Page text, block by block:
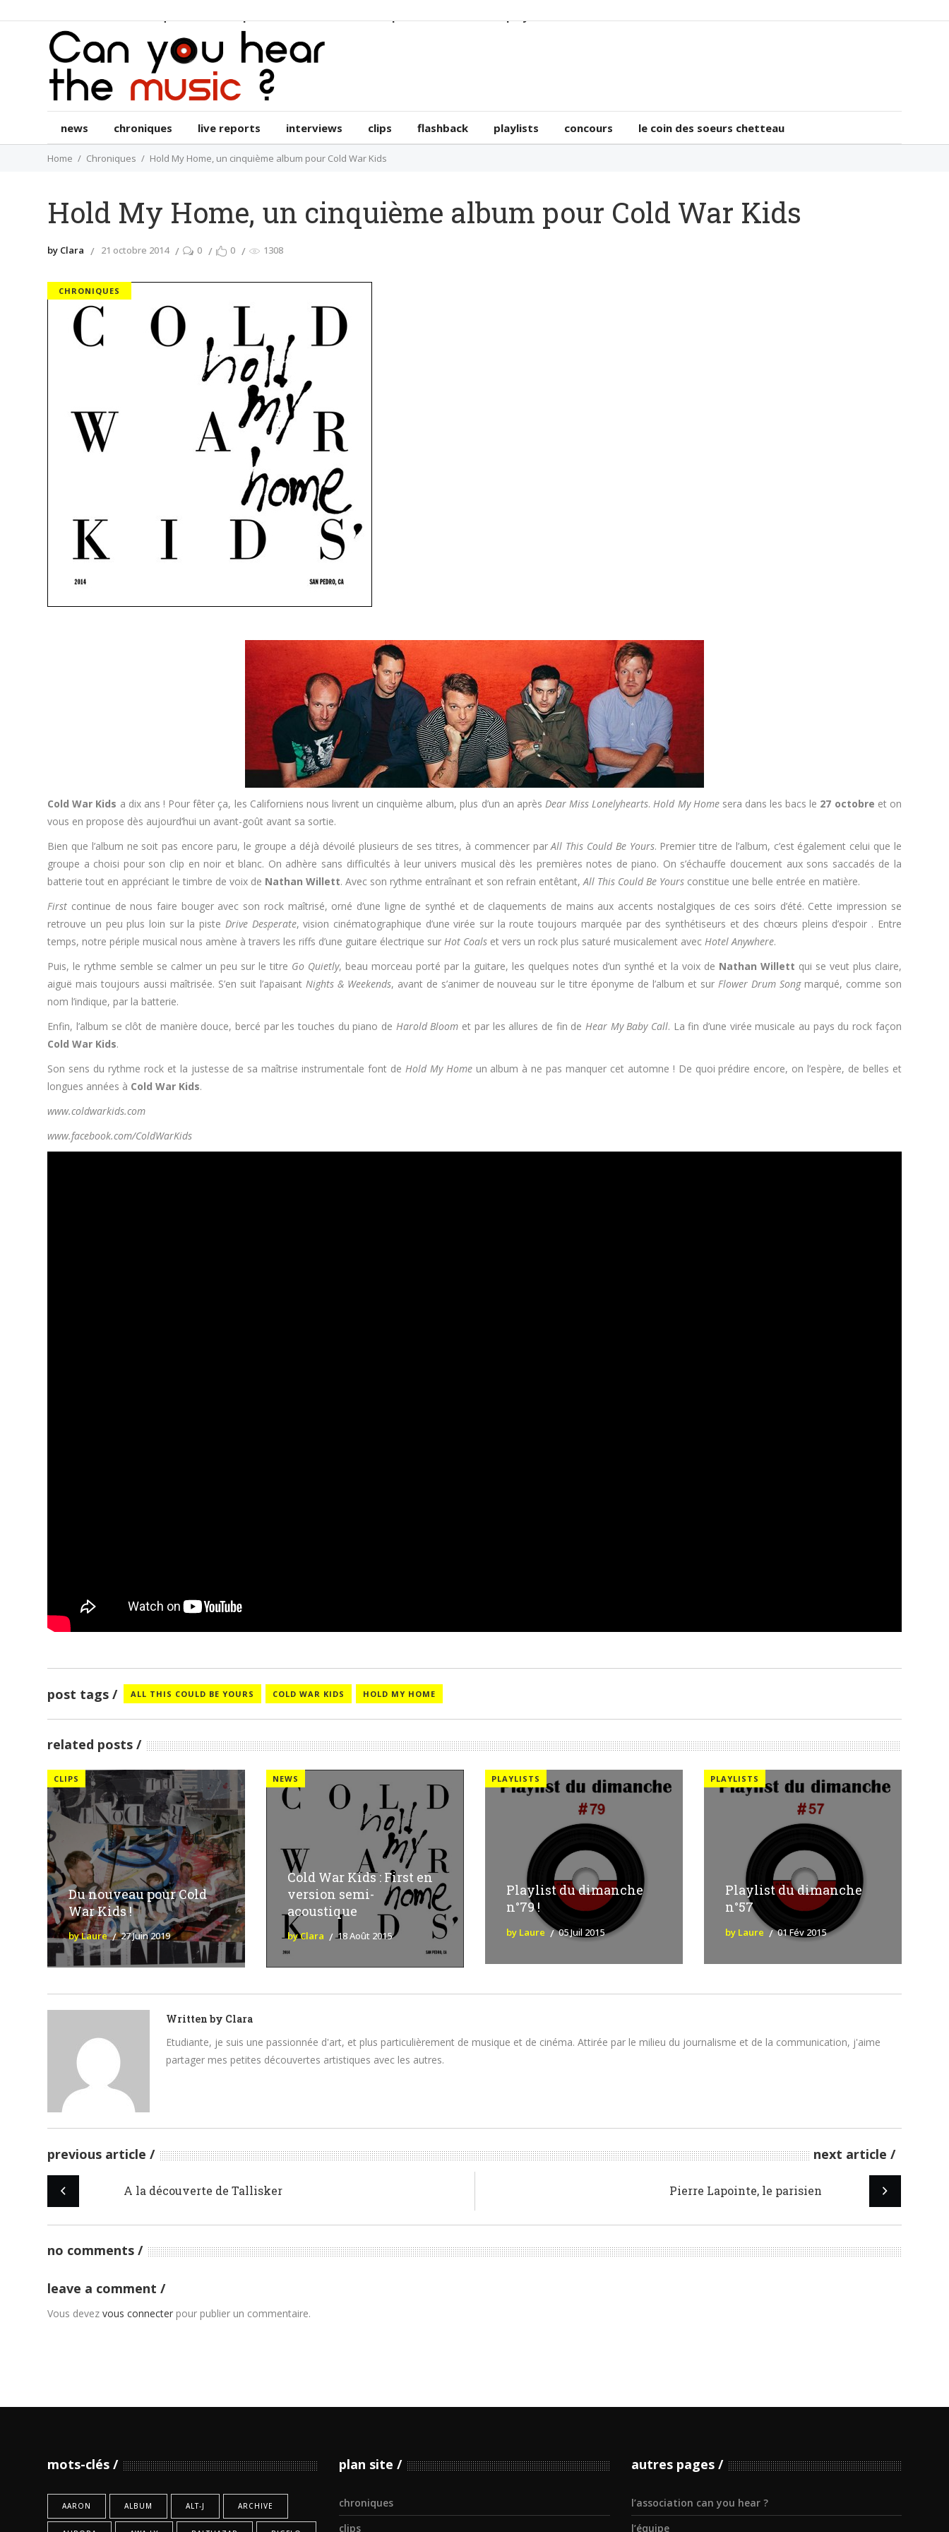
news chroniques live reports interviews clips flashback playlists concours le coin des soeurs chetteau
Home Chroniques Hold My Home, un cinquième album pour Cold War Kids
Hold My Home, un cinquième album pour Cold War Kids
by Clara 21 octobre 2014 0 0 1308
CHRONIQUES
Cold War Kids a dix ans ! Pour fêter ça, les Californiens nous livrent un cinquième album, plus d’un an après Dear Miss Lonelyhearts.Hold My Homesera dans les bacs le 27 octobre et on
vous en propose dès aujourd’hui un avant-goût avant sa sortie.
Bien que l’album ne soit pas encore paru, le groupe a déjà dévoilé plusieurs de ses titres, à commencer parAll This Could Be Yours. Premier titre de l’album, c’est également celui que le
groupe a choisi pour son clip en noir et blanc. On adhère sans difficultés à leur univers musical dès les premières notes de piano. On s’échauffe doucement aux sons saccadés de la
batterie tout en appréciant le timbre de voix de Nathan Willett. Avec son rythme entraînant et son refrain entêtant,All This Could Be Yours constitue une belle entrée en matière.
First continue de nous faire bouger avec son rock maîtrisé, orné d’une ligne de synthé et de claquements de mains aux accents nostalgiques de ces soirs d’été. Cette impression se
retrouve un peu plus loin sur la piste Drive Desperate, vision cinématographique d’une virée sur la route toujours marquée par des synthétiseurs et des chœurs pleins d’espoir . Entre
temps, notre périple musical nous amène à travers les riffs d’une guitare électrique surHot Coals et vers un rock plus saturé musicalement avecHotel Anywhere.
Puis, le rythme semble se calmer un peu sur le titre Go Quietly, beau morceau porté par la guitare, les quelques notes d’un synthé et la voix de Nathan Willett qui se veut plus claire,
aiguë mais toujours aussi maîtrisée. S’en suit l’apaisant Nights & Weekends, avant de s’animer de nouveau sur le titre éponyme de l’album et surFlower Drum Songmarqué, comme son
nom l’indique, par la batterie.
Enfin, l’album se clôt de manière douce, bercé par les touches du piano de Harold Bloom et par les allures de fin de Hear My Baby Call. La fin d’une virée musicale au pays du rock façon
Cold War Kids.
Son sens du rythme rock et la justesse de sa maîtrise instrumentale font de Hold My Homeun album à ne pas manquer cet automne ! De quoi prédire encore, on l’espère, de belles et
longues années à Cold War Kids.
www.coldwarkids.com
www.facebook.com/ColdWarKids
post tags ALL THIS COULD BE YOURS COLD WAR KIDS HOLD MY HOME
related posts
CLIPS
Du nouveau pour Cold
War Kids !
by Laure 27 Juin 2019
NEWS
Cold War Kids : First en
version semi-
acoustique
by Clara 18 Août 2015
PLAYLISTS
Playlist du dimanche
n°79 !
by Laure 05 Juil 2015
PLAYLISTS
Playlist du dimanche
n°57
by Laure 01 Fév 2015
Written by Clara
Etudiante, je suis une passionnée d'art, et plus particulièrement de musique et de cinéma. Attirée par le milieu du journalisme et de la communication, j'aime
partager mes petites découvertes artistiques avec les autres.
previous article next article
A la découverte de Tallisker Pierre Lapointe, le parisien
no comments
leave a comment
Vous devezvous connecter pour publier un commentaire.
mots-clés
AARON ALBUM ALT-J ARCHIVE
plan site
chroniques
clips
autres pages
l’association can you hear ?
l’équipe